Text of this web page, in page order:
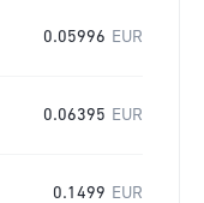
0.05996 EUR
0.06395 EUR
0.1499 EUR